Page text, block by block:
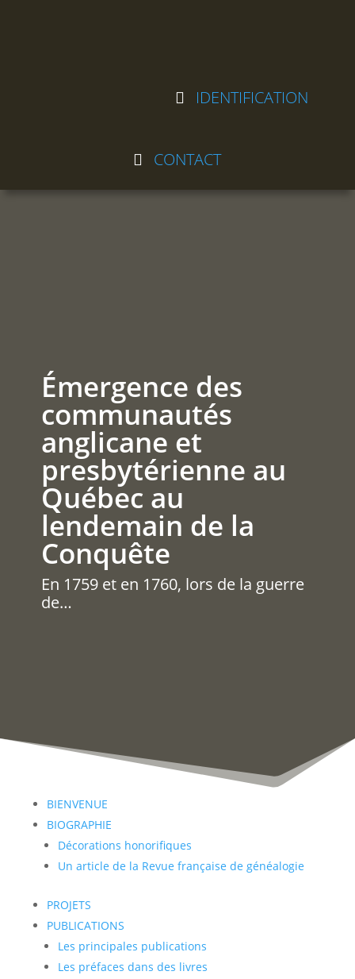
IDENTIFICATION
CONTACT
Émergence des
communautés
anglicane et
presbytérienne au
Québec au
lendemain de la
Conquête
En 1759 et en 1760, lors de la guerre
de…
BIENVENUE
BIOGRAPHIE
Décorations honorifiques
Un article de la Revue française de généalogie
PROJETS
PUBLICATIONS
Les principales publications
Les préfaces dans des livres